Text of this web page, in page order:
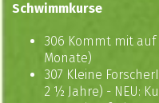
Schwimmkurse
306 Kommt mit auf
Monate)
307 Kleine
2 ½ Jahre) - NEU: